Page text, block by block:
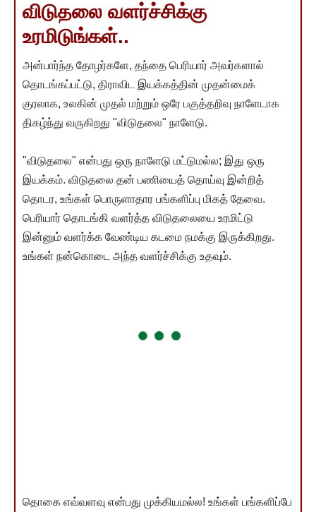
விடுதலை வளர்ச்சிக்கு
உரமிடுங்கள்..
அன்பார்ந்த தோழர்களே, தந்தை பெரியார் அவர்களால்
தொடங்கப்பட்டு, திராவிட இயக்கத்தின் முதன்மைக்
குரலாக, உலகின் முதல் மற்றும் ஒரே பகுத்தறிவு நாளேடாக
திகழ்ந்து வருகிறது "விடுதலை" நாளேடு.
"விடுதலை" என்பது ஒரு நாளேடு மட்டுமல்ல; இது ஒரு
இயக்கம். விடுதலை தன் பணியைத் தொய்வு இன்றித்
தொடர, உங்கள் பொருளாதார பங்களிப்பு மிகத் தேவை.
பெரியார் தொடங்கி வளர்த்த விடுதலையை உரமிட்டு
இன்னும் வளர்க்க வேண்டிய கடமை நமக்கு இருக்கிறது.
உங்கள் நன்கொடை அந்த வளர்ச்சிக்கு உதவும்.
தொகை எவ்வளவு என்பது முக்கியமல்ல! உங்கள் பங்களிப்பே